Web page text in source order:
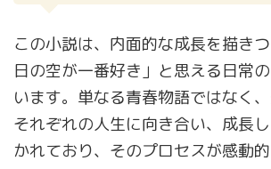
この小説は、内面的な成長を描き
日の空が一番好き」と思える日常
います。単なる青春物語ではなく
それぞれの人生に向き合い、成長
かれており、そのプロセスが感動的